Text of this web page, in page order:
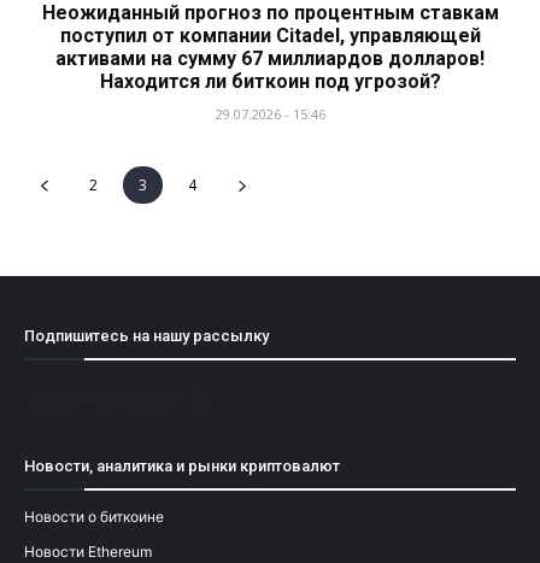
Неожиданный прогноз по процентным ставкам
поступил от компании Citadel, управляющей
активами на сумму 67 миллиардов долларов!
Находится ли биткоин под угрозой?
29.07.2026 - 15:46
2 3 4
Подпишитесь на нашу рассылку
Новости, аналитика и рынки криптовалют
Новости о биткоине
Новости Ethereum